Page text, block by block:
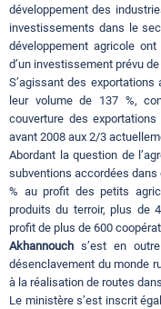
développement des
investissements dans le
développement agricole
d’un investissement prévu
S’agissant des
leur volume de 137 %,
couverture des
avant 2008 aux 2/3
Abordant la question de
subventions accordées
% au profit des petits
produits du terroir, plus de
profit de plus de 600
Akhannouch s’est en
désenclavement du monde
à la réalisation de routes
Le ministère s’est inscrit